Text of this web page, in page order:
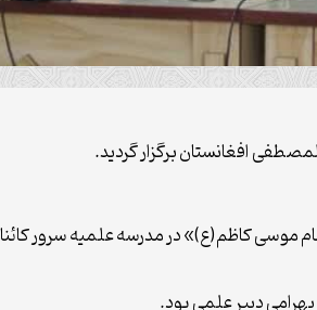
افغانستان برگزار گردید.
کاظم(ع)» در مدرسه علمیه سرور